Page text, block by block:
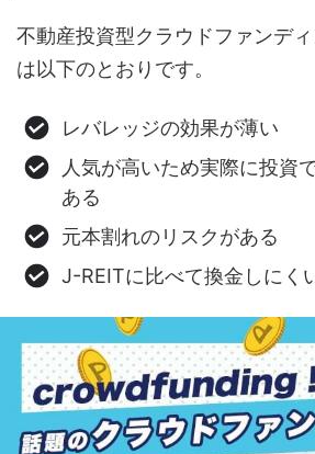
不動産投資型クラウドファンデ
は以下のとおりです。
レバレッジの効果が薄い
人気が高いため実際に投資
ある
元本割れのリスクがある
J-REITに比べて換金しにく